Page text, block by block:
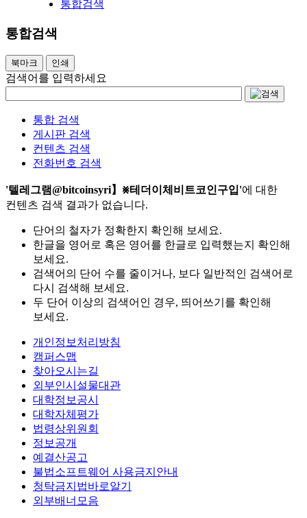
통합검색
통합검색
북마크 인쇄
검색어를 입력하세요
통합 검색
게시판 검색
컨텐츠 검색
전화번호 검색
'텔레그램@bitcoinsyri】⨳테더이체비트코인구입'에 대한
컨텐츠 검색 결과가 없습니다.
단어의 철자가 정확한지 확인해 보세요.
한글을 영어로 혹은 영어를 한글로 입력했는지 확인해
보세요.
검색어의 단어 수를 줄이거나, 보다 일반적인 검색어로
다시 검색해 보세요.
두 단어 이상의 검색어인 경우, 띄어쓰기를 확인해
보세요.
개인정보처리방침
캠퍼스맵
찾아오시는길
외부인시설물대관
대학정보공시
대학자체평가
법령상위원회
정보공개
예결산공고
불법소프트웨어 사용금지안내
청탁금지법바로알기
외부배너모음